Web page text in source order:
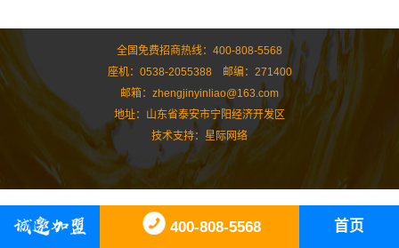
全国免费招商热线：400-808-5568
座机：0538-2055388 邮编：271400
邮箱：zhengjinyinliao@163.com
地址：山东省泰安市宁阳经济开发区
技术支持： 星际网络
400-808-5568 首页